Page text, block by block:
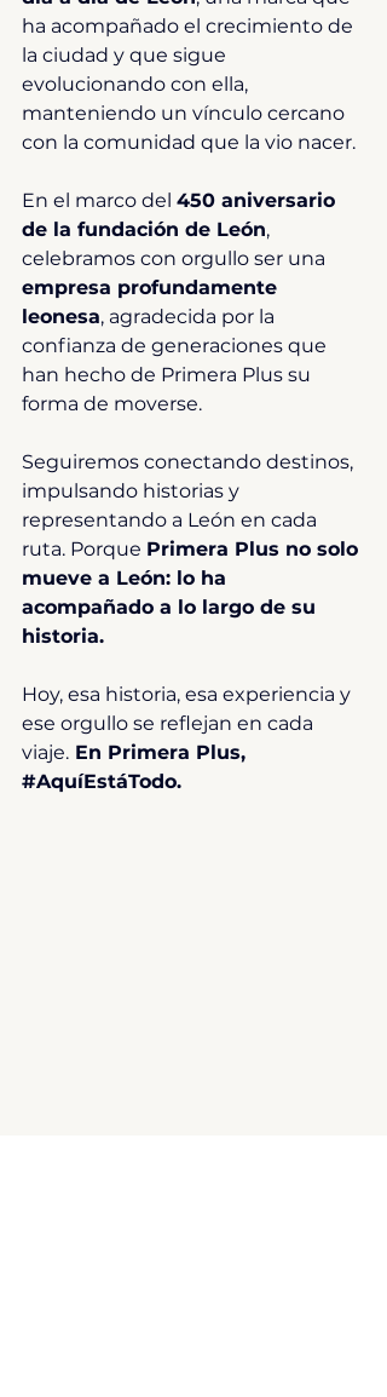
ha acompañado el crecimiento de
la ciudad y que sigue
evolucionando con ella,
manteniendo un vínculo cercano
con la comunidad que la vio nacer.
En el marco del 450 aniversario
de la fundación de León,
celebramos con orgullo ser una
empresa profundamente
leonesa, agradecida por la
confianza de generaciones que
han hecho de Primera Plus su
forma de moverse.
Seguiremos conectando destinos,
impulsando historias y
representando a León en cada
ruta. Porque Primera Plus no solo
mueve a León: lo ha
acompañado a lo largo de su
historia.
Hoy, esa historia, esa experiencia y
ese orgullo se reflejan en cada
viaje. En Primera Plus,
#AquíEstáTodo.